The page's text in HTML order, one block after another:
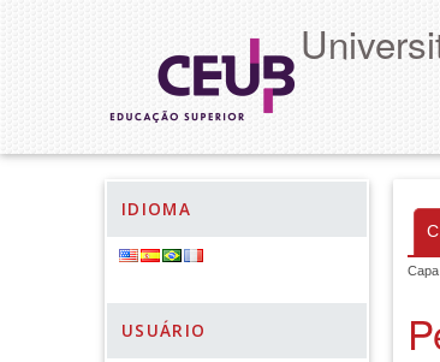
IDIOMA
USUÁRIO
Capa